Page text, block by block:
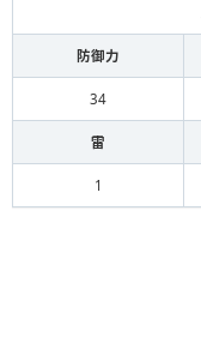
防御力
34
雷
1